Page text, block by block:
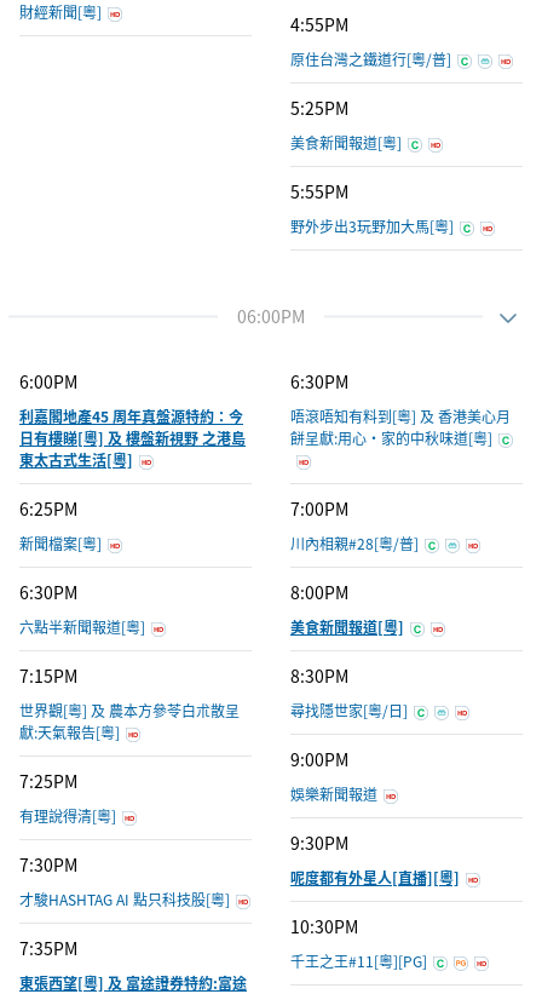
財經新聞[粵]
4:55PM
原住台灣之鐵道行[粵/普]
5:25PM
美食新聞報道[粵]
5:55PM
野外步出3玩野加大馬[粵]
06:00PM
6:00PM
利嘉閣地產45 周年真盤源特約：今
日有樓睇[粵] 及 樓盤新視野 之港島
東太古式生活[粵]
6:25PM
新聞檔案[粵]
6:30PM
六點半新聞報道[粵]
7:15PM
世界觀[粵] 及 農本方參苓白朮散呈
獻:天氣報告[粵]
7:25PM
有理說得清[粵]
7:30PM
才駿HASHTAG AI 點只科技股[粵]
7:35PM
東張西望[粵] 及 富途證券特約:富途
6:30PM
唔滾唔知有料到[粵] 及 香港美心月
餅呈獻:用心‧家的中秋味道[粵]
7:00PM
川內相親#28[粵/普]
8:00PM
美食新聞報道[粵]
8:30PM
尋找隱世家[粵/日]
9:00PM
娛樂新聞報道
9:30PM
呢度都有外星人[直播][粵]
10:30PM
千王之王#11[粵][PG]